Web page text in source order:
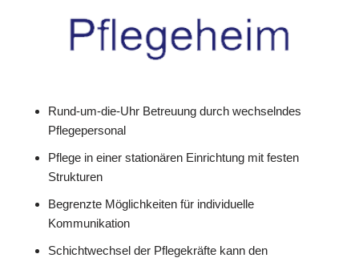
Rund-um-die-Uhr Betreuung durch wechselndes
Pflegepersonal
Pflege in einer stationären Einrichtung mit festen
Strukturen
Begrenzte Möglichkeiten für individuelle
Kommunikation
Schichtwechsel der Pflegekräfte kann den